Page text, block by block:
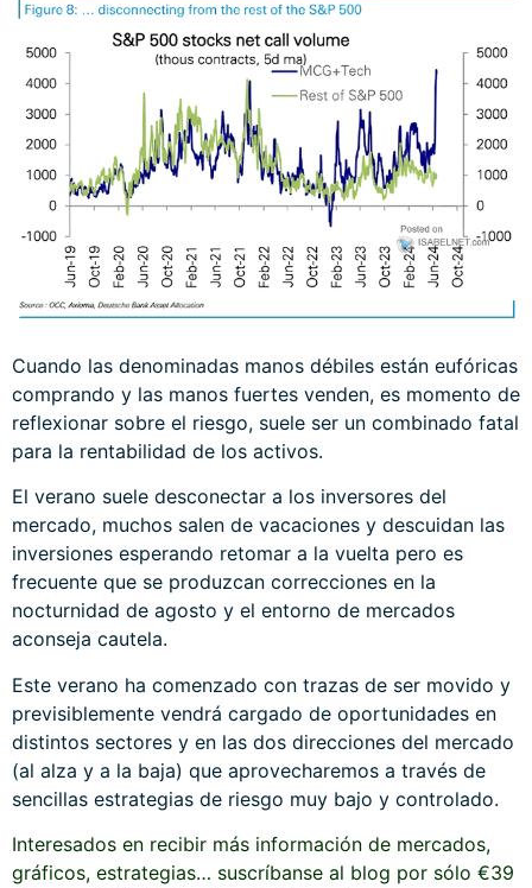
Cuando las denominadas manos débiles están eufóricas
comprando y las manos fuertes venden, es momento de
reflexionar sobre el riesgo, suele ser un combinado fatal
para la rentabilidad de los activos.
El verano suele desconectar a los inversores del
mercado, muchos salen de vacaciones y descuidan las
inversiones esperando retomar a la vuelta pero es
frecuente que se produzcan correcciones en la
nocturnidad de agosto y el entorno de mercados
aconseja cautela.
Este verano ha comenzado con trazas de ser movido y
previsiblemente vendrá cargado de oportunidades en
distintos sectores y en las dos direcciones del mercado
(al alza y a la baja) que aprovecharemos a través de
sencillas estrategias de riesgo muy bajo y controlado.
Interesados en recibir más información de mercados,
gráficos, estrategias… suscríbanse al blog por sólo €39